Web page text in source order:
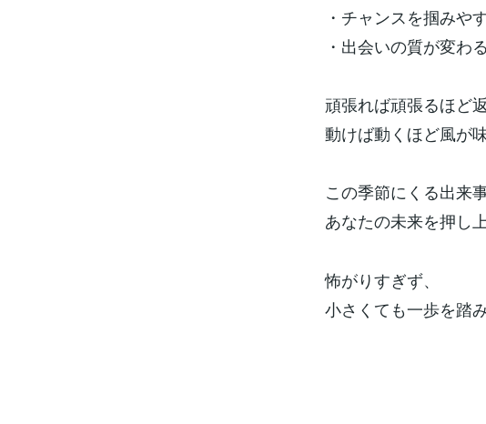
・チャンスを掴みや
・出会いの質が変わる
頑張れば頑張るほど
動けば動くほど風が
この季節にくる出来事
あなたの未来を押し
怖がりすぎず、
小さくても一歩を踏